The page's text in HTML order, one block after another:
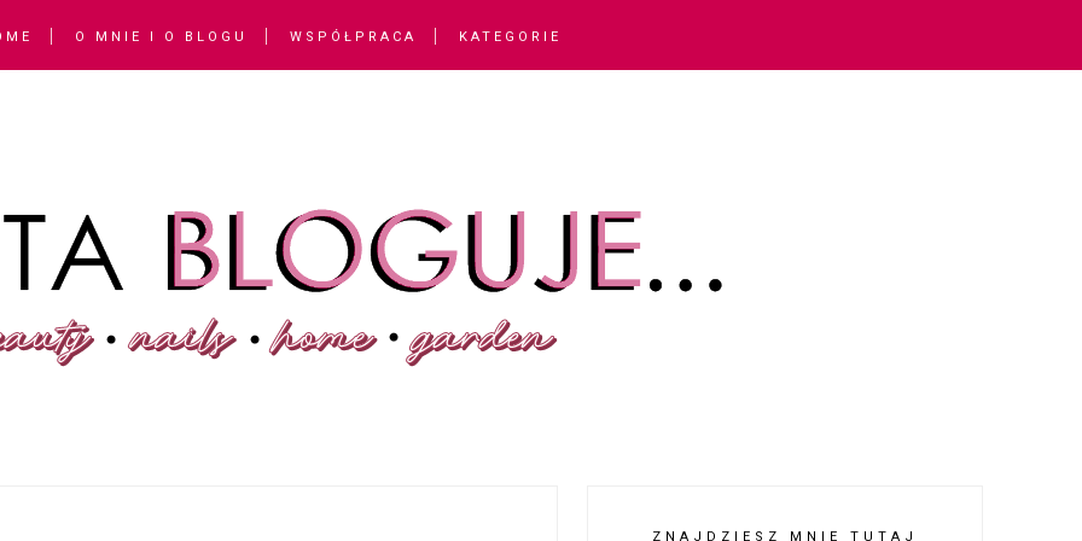
O MNIE I O BLOGU WSPÓŁPRACA KATEGORIE
ZNAJDZIESZ MNIE TUTAJ